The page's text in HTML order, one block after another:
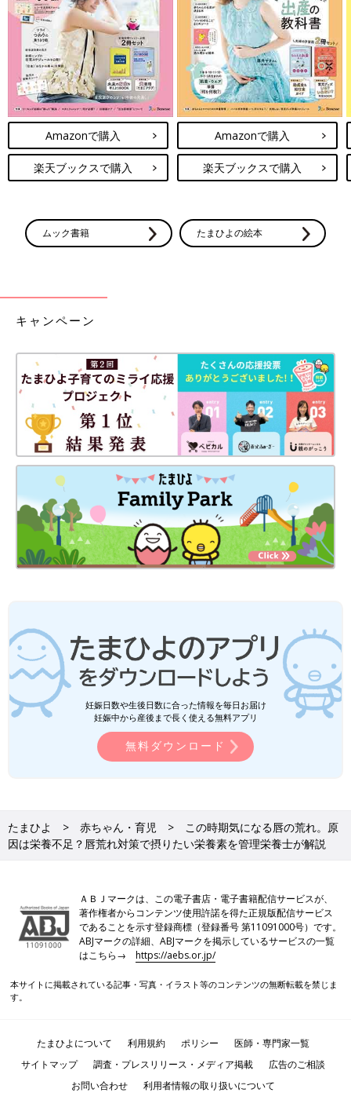
Amazonで購入
楽天ブックスで購入
Amazonで購入
楽天ブックスで購入
ムック書籍 たまひよの絵本
キャンペーン
妊娠日数や生後日数に合った情報を毎日お届け
妊娠中から産後まで長く使える無料アプリ
無料ダウンロード
たまひよ 赤ちゃん・育児
この時期気になる唇の荒れ。原
因は栄養不足？唇荒れ対策で摂りたい栄養素を管理栄養士が解説
ＡＢＪマークは、この電子書店・電子書籍配信サービスが、
著作権者からコンテンツ使用許諾を得た正規版配信サービス
であることを示す登録商標（登録番号 第11091000号）です。
ABJマークの詳細、ABJマークを掲示しているサービスの一覧
はこちら→https://aebs.or.jp/
本サイトに掲載されている記事・写真・イラスト等のコンテンツの無断転載を禁じま
す。
たまひよについて 利用規約 ポリシー
医師・専門家一覧
サイトマップ
調査・プレスリリース・メディア掲載
広告のご相談
お問い合わせ
利用者情報の取り扱いについて